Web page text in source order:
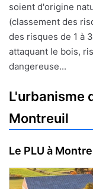
soient d'origine
(classement des
des risques de 1 à
attaquant le bois,
dangereuse...
L'urbanisme
Montreuil
Le PLU à